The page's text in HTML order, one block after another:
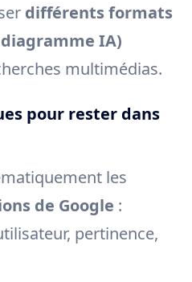
différents formats
IA)
multimédias.
pour rester dans
les
de Google :
pertinence,